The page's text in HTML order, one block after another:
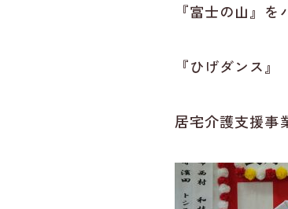
『富士の山』
『ひげダンス』
居宅介護支援